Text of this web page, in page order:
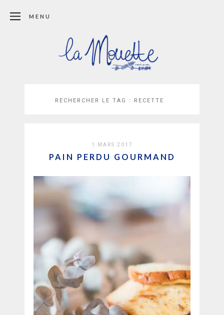
MENU
RECHERCHER LE TAG : RECETTE
1 MARS 2017
PAIN PERDU GOURMAND